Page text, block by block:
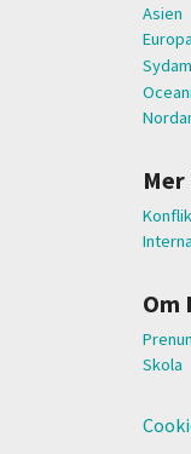
Asien
Europa
Om
Skola